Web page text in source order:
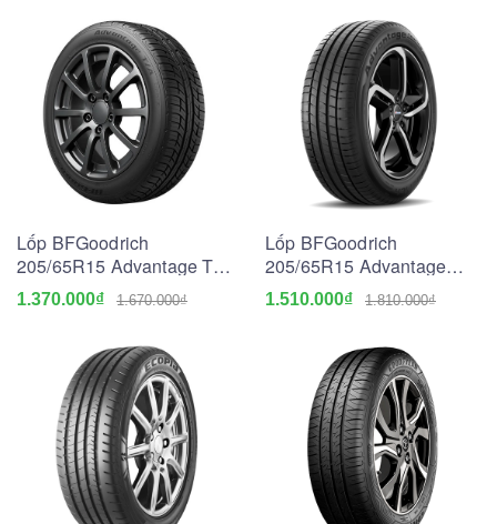
Lốp BFGoodrich
205/65R15 Advantage T/A
Drive Go
1.370.000₫ 1.670.000₫
Lốp BFGoodrich
205/65R15 Advantage
Touring
1.510.000₫ 1.810.000₫